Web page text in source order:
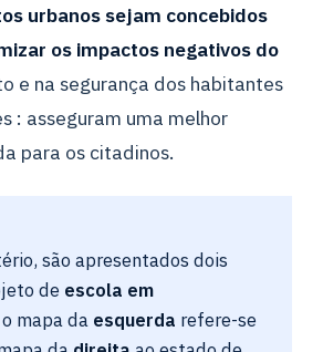
urbanos sejam concebidos
os impactos negativos do
e na segurança dos habitantes
: asseguram uma melhor
para os citadinos.
são apresentados dois
de escola em
mapa da esquerda refere-se